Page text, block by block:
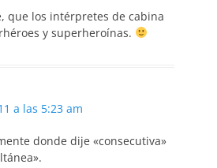
que los intérpretes de cabina
y superheroínas.
a las 5:23 am
donde dije «consecutiva»